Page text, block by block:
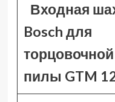
Входная
Bosch для
торцовочной
пилы GTM